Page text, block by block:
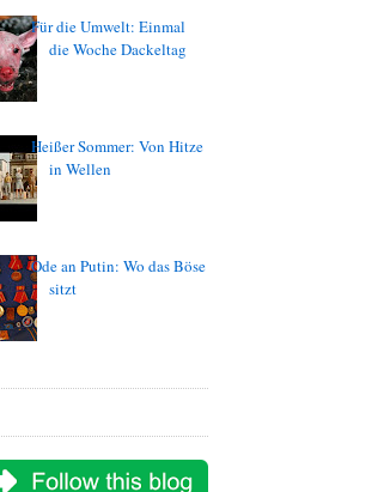
Für die Umwelt: Einmal
die Woche Dackeltag
Heißer Sommer: Von Hitze
in Wellen
Ode an Putin: Wo das Böse
sitzt